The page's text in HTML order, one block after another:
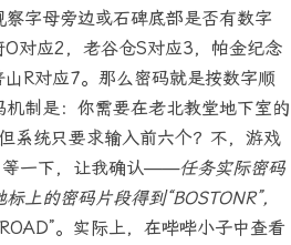
字母旁边或石碑底部是否有数字
对应2，老谷仓S对应3，帕金纪念
R对应7。那么密码就是按数字顺
制是：你需要在老北教堂地下室的
系统只要求输入前六个？不，游戏
等一下，让我确认——任务实际密码
上的密码片段得到“BOSTONR”，
。实际上，在哔哔小子中查看